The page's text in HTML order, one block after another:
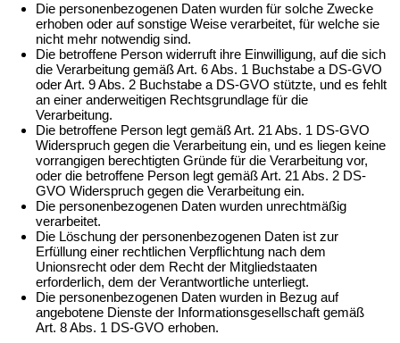
Die personenbezogenen Daten wurden für solche Zwecke
erhoben oder auf sonstige Weise verarbeitet, für welche sie
nicht mehr notwendig sind.
Die betroffene Person widerruft ihre Einwilligung, auf die sich
die Verarbeitung gemäß Art. 6 Abs. 1 Buchstabe a DS-GVO
oder Art. 9 Abs. 2 Buchstabe a DS-GVO stützte, und es fehlt
an einer anderweitigen Rechtsgrundlage für die
Verarbeitung.
Die betroffene Person legt gemäß Art. 21 Abs. 1 DS-GVO
Widerspruch gegen die Verarbeitung ein, und es liegen keine
vorrangigen berechtigten Gründe für die Verarbeitung vor,
oder die betroffene Person legt gemäß Art. 21 Abs. 2 DS-
GVO Widerspruch gegen die Verarbeitung ein.
Die personenbezogenen Daten wurden unrechtmäßig
verarbeitet.
Die Löschung der personenbezogenen Daten ist zur
Erfüllung einer rechtlichen Verpflichtung nach dem
Unionsrecht oder dem Recht der Mitgliedstaaten
erforderlich, dem der Verantwortliche unterliegt.
Die personenbezogenen Daten wurden in Bezug auf
angebotene Dienste der Informationsgesellschaft gemäß
Art. 8 Abs. 1 DS-GVO erhoben.